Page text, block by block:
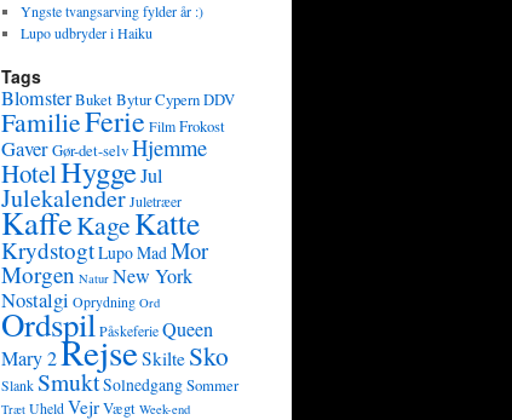
Yngste tvangsarving fylder år :)
Lupo udbryder i Haiku
Tags
BlomsterBuketByturCypernDDV
FamilieFerie FilmFrokost
GaverGør-det-selvHjemme
HotelHyggeJul
JulekalenderJuletræer
KaffeKageKatte
KrydstogtLupoMadMor
Morgen Natur New York
Nostalgi Oprydning Ord
OrdspilPåskeferieQueen
Mary 2RejseSkilte Sko
SlankSmuktSolnedgangSommer
Træt Uheld VejrVægt Week-end